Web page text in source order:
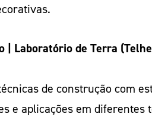
| Laboratório de Terra
de construção com
e aplicações em diferentes